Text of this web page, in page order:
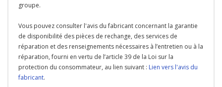
groupe.
Vous pouvez consulter l'avis du fabricant concernant la garantie
de disponibilité des pièces de rechange, des services de
réparation et des renseignements nécessaires à l’entretien ou à la
réparation, fourni en vertu de l’article 39 de la Loi sur la
protection du consommateur, au lien suivant : Lien vers l'avis du
fabricant.